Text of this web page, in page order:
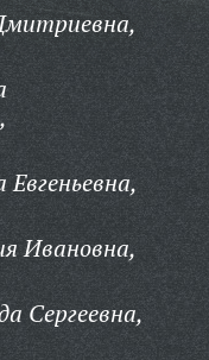
Ивановна,
Сергеевна,